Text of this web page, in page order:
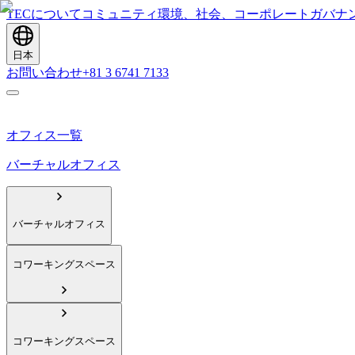
TECについて コミュニティ環境、社会、コーポレートガバナ
日本
お問い合わせ+81 3 6741 7133
オフィス一覧
バーチャルオフィス
バーチャルオフィス
コワーキングスペース
コワーキングスペース